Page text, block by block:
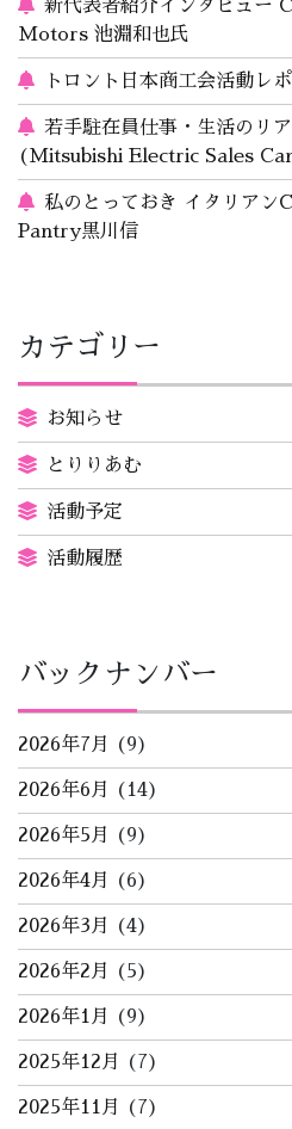
新代表者紹介インタビュー
Motors 池淵和也氏
トロント日本商工会活動レ
若手駐在員仕事・生活のリ
(Mitsubishi Electric Sales
私のとっておき イタリア
Pantry黒川信
カテゴリー
お知らせ
とりりあむ
活動予定
活動履歴
バックナンバー
2026年7月 (9)
2026年6月 (14)
2026年5月 (9)
2026年4月 (6)
2026年3月 (4)
2026年2月 (5)
2026年1月 (9)
2025年12月 (7)
2025年11月 (7)